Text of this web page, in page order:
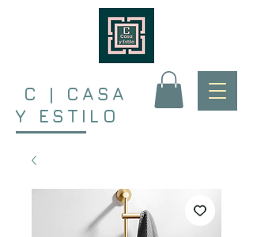
C | CASA
Y ESTILO